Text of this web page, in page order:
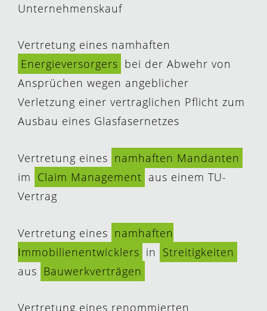
Unternehmenskauf
Vertretung eines namhaften
Energieversorgers bei der Abwehr von
Ansprüchen wegen angeblicher
Verletzung einer vertraglichen Pflicht zum
Ausbau eines Glasfasernetzes
Vertretung eines namhaften Mandanten
im Claim Management aus einem TU-
Vertrag
Vertretung eines namhaften
Immobilienentwicklers in Streitigkeiten
aus Bauwerkverträgen
Vertretung eines renommierten